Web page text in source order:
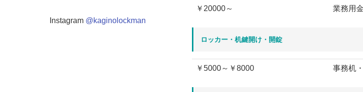
￥20000～ 業務用
ロッカー・机鍵開け・開錠
￥5000～￥8000 事務机
Instagram @kaginolockman